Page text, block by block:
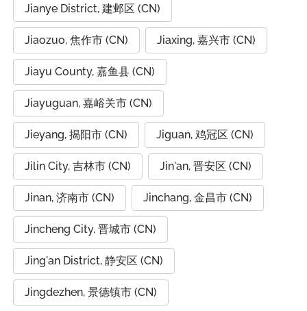
Jianye District, 建邺区 (CN)
Jiaozuo, 焦作市 (CN) Jiaxing, 嘉兴市 (CN)
Jiayu County, 嘉鱼县 (CN)
Jiayuguan, 嘉峪关市 (CN)
Jieyang, 揭阳市 (CN) Jiguan, 鸡冠区 (CN)
Jilin City, 吉林市 (CN) Jin'an, 晋安区 (CN)
Jinan, 济南市 (CN) Jinchang, 金昌市 (CN)
Jincheng City, 晋城市 (CN)
Jing'an District, 静安区 (CN)
Jingdezhen, 景德镇市 (CN)